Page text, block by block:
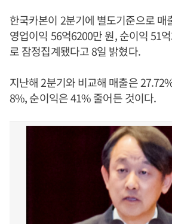
한국카본이 2분기에 별도기준으로 매
영업이익 56억6200만 원, 순이익 51
로 잠정집계됐다고 8일 밝혔다.
지난해 2분기와 비교해 매출은
8%, 순이익은 41% 줄어든 것이다.